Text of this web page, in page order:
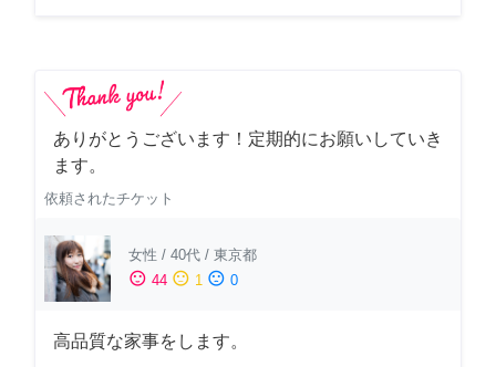
ありがとうございます！定期的にお願いしていき
ます。
依頼されたチケット
女性 / 40代 / 東京都
sentiment_satisfied 44 sentiment_neutral 1 sentiment_dissatisfied 0
高品質な家事をします。